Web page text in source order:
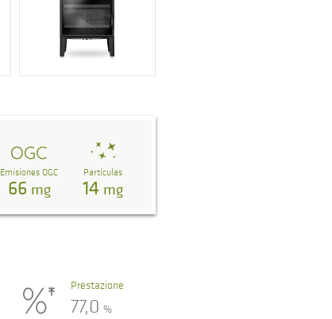
Emisiones OGC
66 mg
Partículas
14 mg
Prestazione
77,0%